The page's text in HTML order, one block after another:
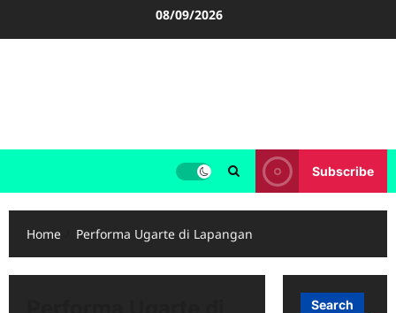
08/09/2026
Subscribe
Home Performa Ugarte di Lapangan
Search